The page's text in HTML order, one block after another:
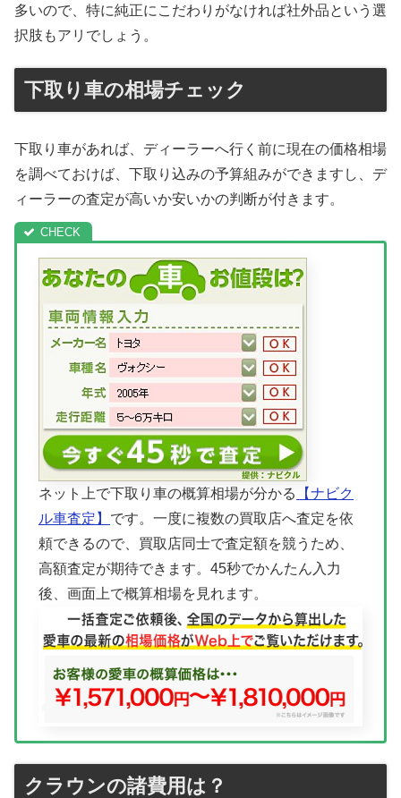
多いので、特に純正にこだわりがなければ社外品という選
択肢もアリでしょう。
下取り車の相場チェック
下取り車があれば、ディーラーへ行く前に現在の価格相場
を調べておけば、下取り込みの予算組みができますし、デ
ィーラーの査定が高いか安いかの判断が付きます。
ネット上で下取り車の概算相場が分かる
【ナビク
ル車査定】 です。一度に複数の買取店へ査定を依
頼できるので、買取店同士で査定額を競うため、
高額査定が期待できます。45秒でかんたん入力
後、画面上で概算相場を見れます。
クラウンの諸費用は？